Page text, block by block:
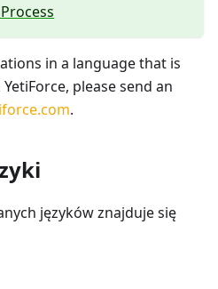
in a language that is
please send an
.
języków znajduje się